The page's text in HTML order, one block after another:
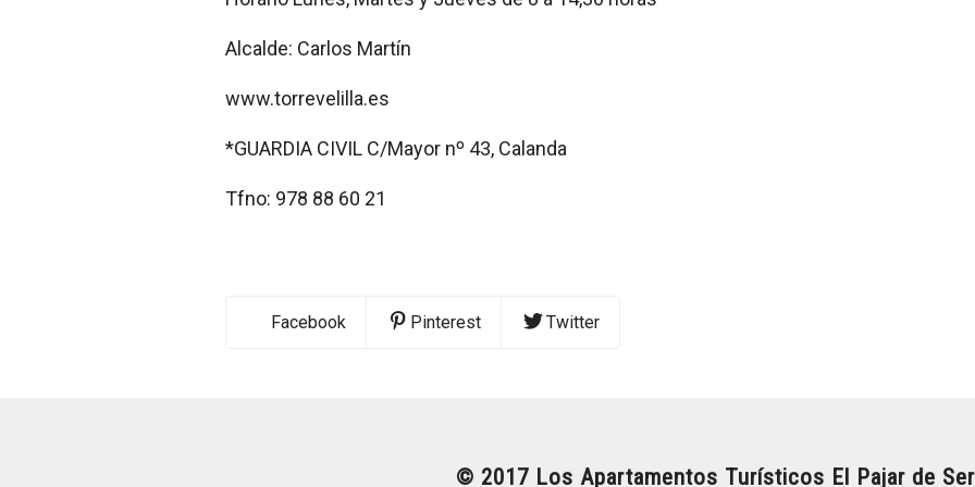
Alcalde: Carlos Martín
www.torrevelilla.es
*GUARDIA CIVIL C/Mayor nº 43, Calanda
Tfno: 978 88 60 21
Facebook Pinterest Twitter
© 2017 Los Apartamentos Turísticos El Pajar de